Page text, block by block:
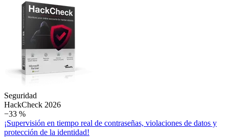
Seguridad
Hack­Check 2026
−33 %
¡Supervisión en tiempo real de contraseñas, violaciones de datos y
protección de la identidad!